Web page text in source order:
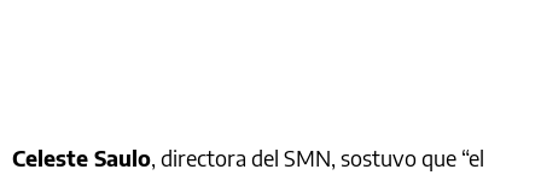
Celeste Saulo, directora del SMN, sostuvo que “el